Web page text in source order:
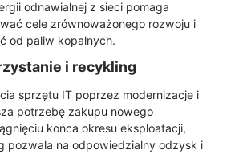
odnawialnej z sieci pomaga
cele zrównoważonego rozwoju i
od paliw kopalnych.
i recykling
sprzętu IT poprzez modernizacje i
potrzebę zakupu nowego
końca okresu eksploatacji,
pozwala na odpowiedzialny odzysk i